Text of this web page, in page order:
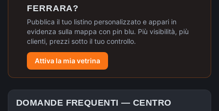
FERRARA?
Pubblica il tuo listino personalizzato e appari in
evidenza sulla mappa con pin blu. Più visibilità, più
clienti, prezzi sotto il tuo controllo.
Attiva la mia vetrina
DOMANDE FREQUENTI — CENTRO